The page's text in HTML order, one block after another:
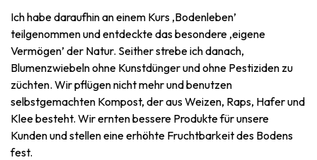
Ich habe daraufhin an einem Kurs ‚Bodenleben’
teilgenommen und entdeckte das besondere ‚eigene
Vermögen’ der Natur. Seither strebe ich danach,
Blumenzwiebeln ohne Kunstdünger und ohne Pestiziden zu
züchten. Wir pflügen nicht mehr und benutzen
selbstgemachten Kompost, der aus Weizen, Raps, Hafer und
Klee besteht. Wir ernten bessere Produkte für unsere
Kunden und stellen eine erhöhte Fruchtbarkeit des Bodens
fest.